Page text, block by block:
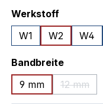
Werkstoff
W1
W2 W4
Bandbreite
9 mm
12 mm
(Diese